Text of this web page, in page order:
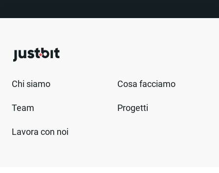
Chi siamo Cosa facciamo
Team Progetti
Lavora con noi